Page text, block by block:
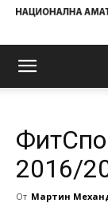
2016/
От Мартин